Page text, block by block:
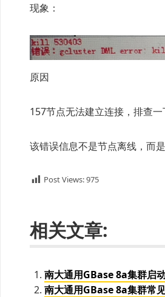
现象：
原因
157节点无法建立连接，排查
该错误信息不是节点离线，而
Post Views:975
相关文章:
南大通用GBase 8a集群
南大通用GBase 8a集群